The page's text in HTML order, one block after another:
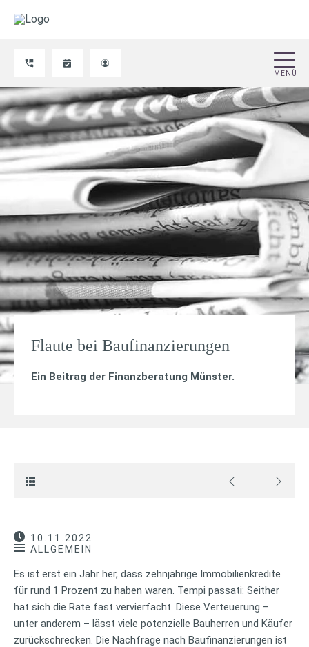
Flaute bei Baufinanzierungen
Ein Beitrag der Finanzberatung Münster.
10.11.2022
ALLGEMEIN
Es ist erst ein Jahr her, dass zehnjährige Immobilienkredite
für rund 1 Prozent zu haben waren. Tempi passati: Seither
hat sich die Rate fast vervierfacht. Diese Verteuerung –
unter anderem – lässt viele potenzielle Bauherren und Käufer
zurückschrecken. Die Nachfrage nach Baufinanzierungen ist